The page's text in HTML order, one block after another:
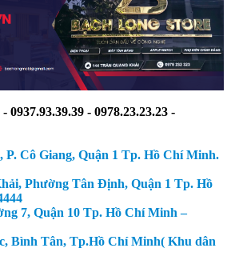
YU300 là giải pháp hỗ trợ hô hấp
cần bổ sung oxy lâu dài. Với
tiến, thiết kế nhỏ gọn, vận hành êm
thông minh, sản phẩm mang đến